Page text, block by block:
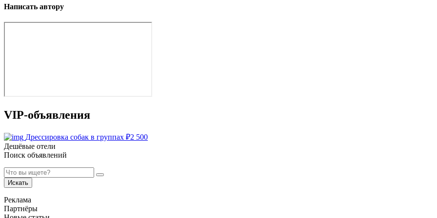
Написать автору
VIP-объявления
Дрессировка собак в группах ₽2 500
Дешёвые отели
Поиск объявлений
Искать
Реклама
Партнёры